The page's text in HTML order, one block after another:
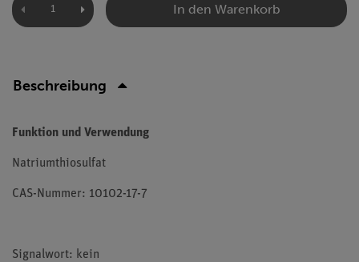
In den Warenkorb
Beschreibung
Funktion und Verwendung
Natriumthiosulfat
CAS-Nummer: 10102-17-7
Signalwort: kein